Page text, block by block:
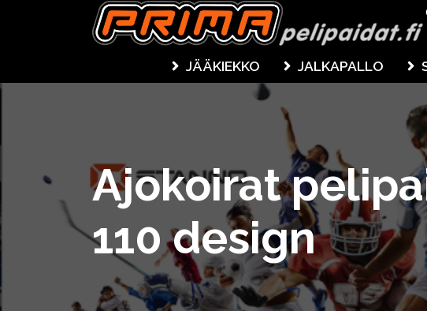
JÄÄKIEKKO JALKAPALLO
Ajokoirat
110 design